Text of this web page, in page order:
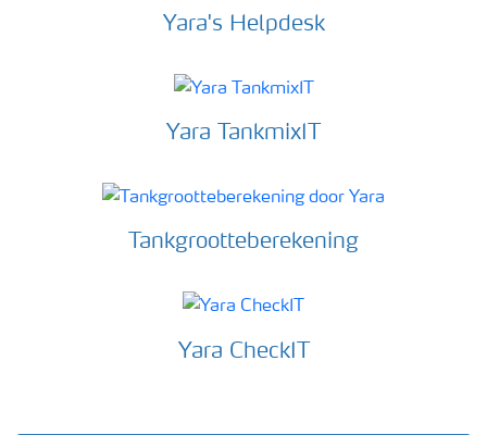
Yara's Helpdesk
Yara TankmixIT
Tankgrootteberekening
Yara CheckIT